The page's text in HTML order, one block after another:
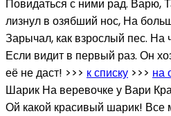
Повидаться с ними рад. Варю,
лизнул в озябший нос, На
Зарычал, как взрослый пес. На
Если видит в первый раз. Он
её не даст! >>> к списку >>> на
Шарик На веревочке у Вари
Ой какой красивый шарик! Все